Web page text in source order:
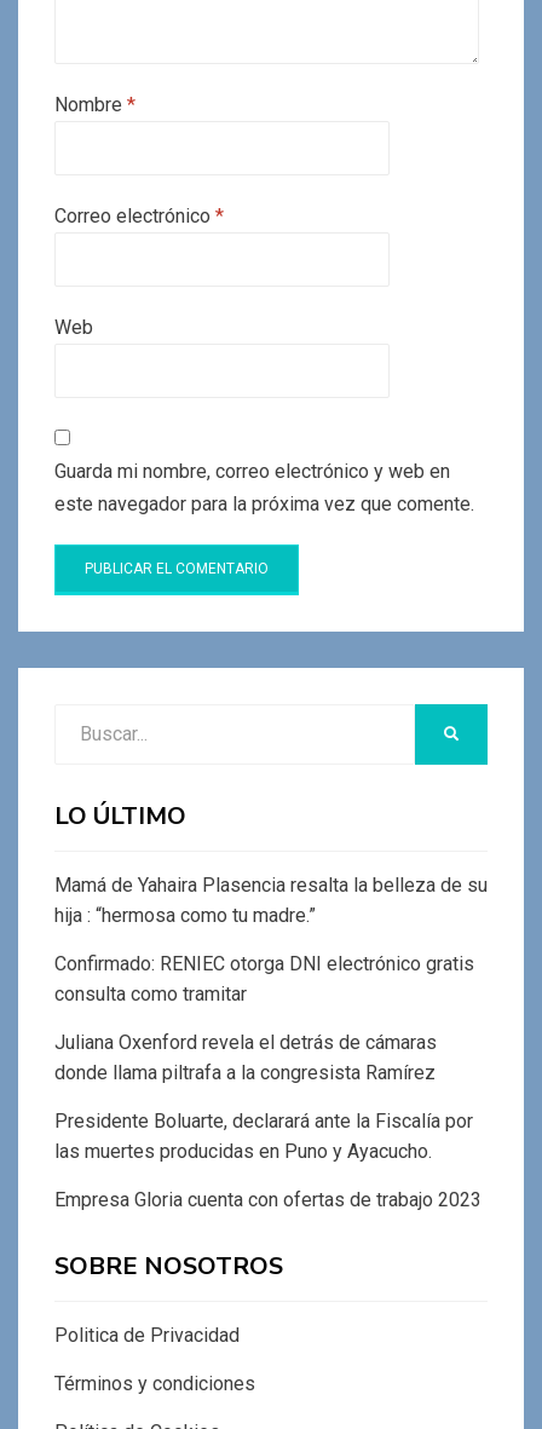
Nombre *
Correo electrónico *
Web
Guarda mi nombre, correo electrónico y web en
este navegador para la próxima vez que comente.
LO ÚLTIMO
Mamá de Yahaira Plasencia resalta la belleza de su
hija : “hermosa como tu madre.”
Confirmado: RENIEC otorga DNI electrónico gratis
consulta como tramitar
Juliana Oxenford revela el detrás de cámaras
donde llama piltrafa a la congresista Ramírez
Presidente Boluarte, declarará ante la Fiscalía por
las muertes producidas en Puno y Ayacucho.
Empresa Gloria cuenta con ofertas de trabajo 2023
SOBRE NOSOTROS
Politica de Privacidad
Términos y condiciones